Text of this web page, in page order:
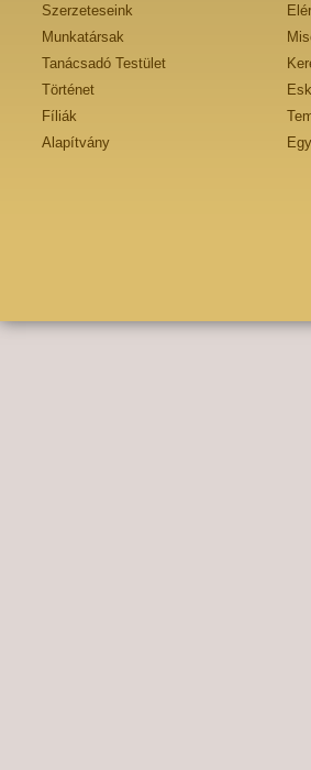
Szerzeteseink
Munkatársak
Tanácsadó Testület
Történet
Fíliák
Alapítvány